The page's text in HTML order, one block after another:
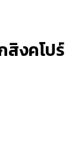
สิงคโปร์